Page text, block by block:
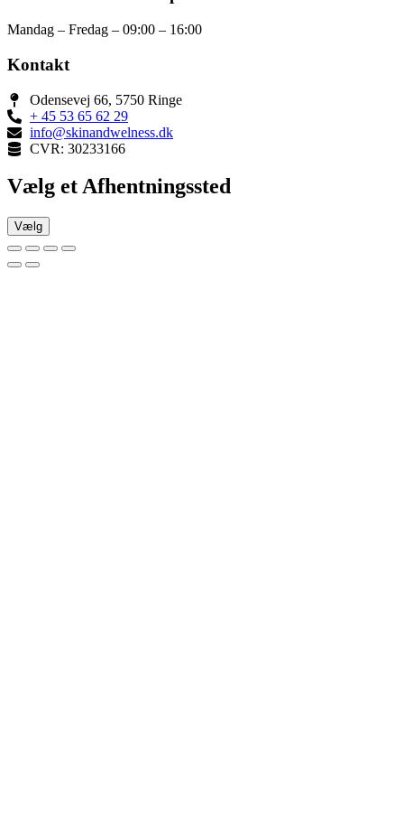
Mandag – Fredag – 09:00 – 16:00
Kontakt
Odensevej 66, 5750 Ringe
+ 45 53 65 62 29
info@skinandwelness.dk
CVR: 30233166
Vælg et Afhentningssted
Vælg